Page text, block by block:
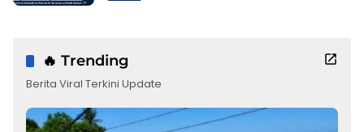
🔥 Trending
Berita Viral Terkini Update